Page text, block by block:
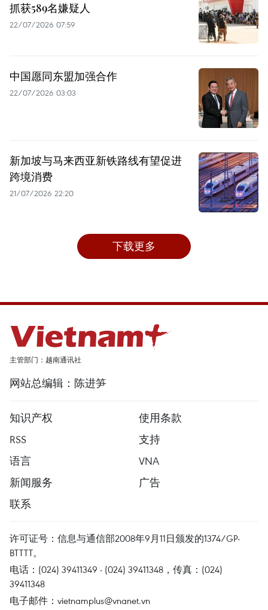
抓获589名嫌疑人
22/07/2026 07:59
中国愿同东盟加强合作
22/07/2026 03:03
新加坡与马来西亚新铁路线有望促进
跨境消费
21/07/2026 22:20
下载更多
主管部门：越南通讯社
网站总编辑：陈进笋
知识产权
使用条款
RSS
支持
语言
VNA
新闻服务
广告
联系
许可证号：信息与通信部2008年9月11日颁发的1374/GP-
BTTTT。
电话：(024) 39411349 - (024) 39411348，传真：(024)
39411348
电子邮件： vietnamplus@vnanet.vn